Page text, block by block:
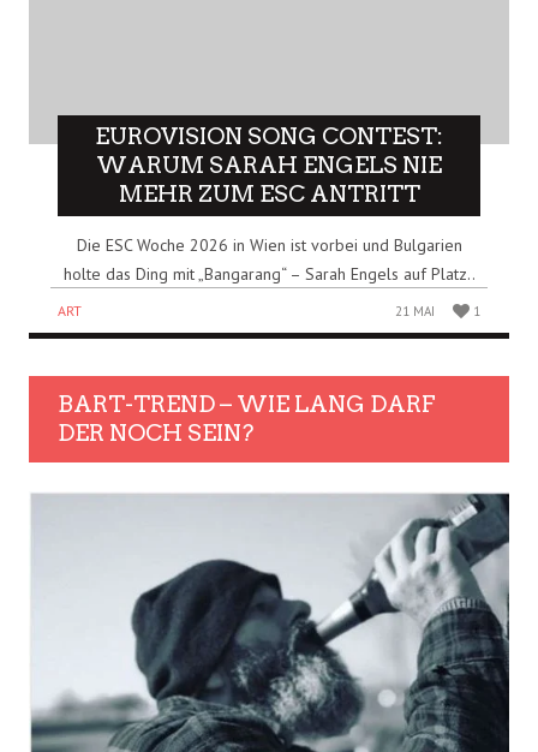
EUROVISION SONG CONTEST:
WARUM SARAH ENGELS NIE
MEHR ZUM ESC ANTRITT
Die ESC Woche 2026 in Wien ist vorbei und Bulgarien
holte das Ding mit „Bangarang“ – Sarah Engels auf Platz..
ART 21 MAI 1
BART-TREND – WIE LANG DARF
DER NOCH SEIN?